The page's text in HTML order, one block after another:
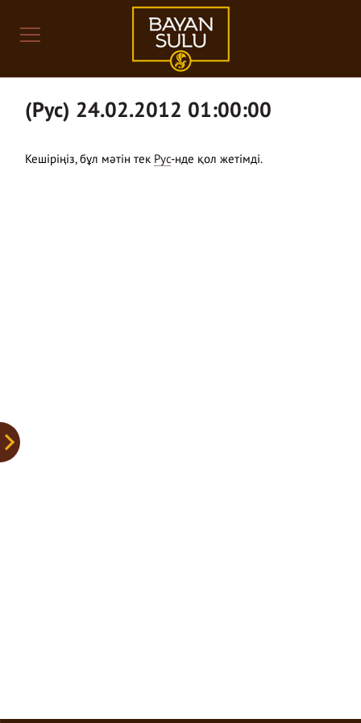
(Рус) 24.02.2012 01:00:00
Кешіріңіз, бұл мәтін тек Рус-нде қол жетімді.